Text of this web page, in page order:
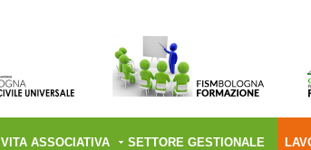
VITA ASSOCIATIVA SETTORE GESTIONALE